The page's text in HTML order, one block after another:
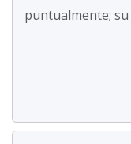
puntualmente;